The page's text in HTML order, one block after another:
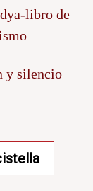
y silencio